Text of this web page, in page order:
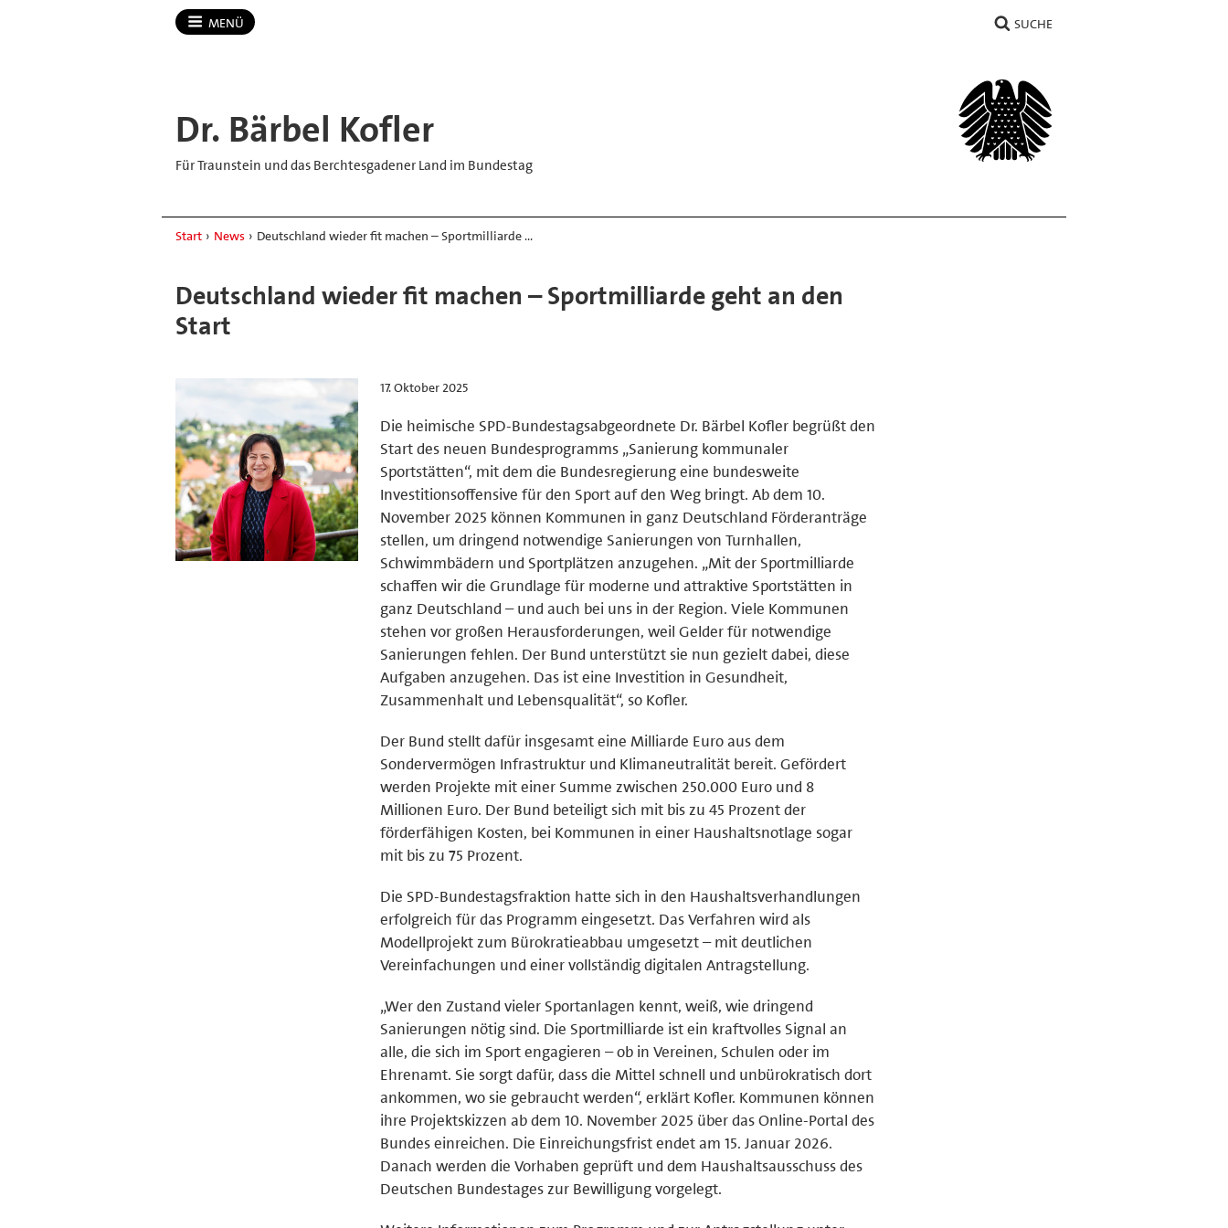
MENÜ SUCHE
Dr.​ Bärbel Kofler
Für Traunstein und das Berchtesgadener Land im Bundestag
Start › News › Deutschland wieder fit machen – Sportmilliarde …
Deutschland wieder fit machen – Sportmilliarde geht an den
Start
17. Oktober 2025
Die heimische SPD-Bundestagsabgeordnete Dr. Bärbel Kofler begrüßt den
Start des neuen Bundesprogramms „Sanierung kommunaler
Sportstätten“, mit dem die Bundesregierung eine bundesweite
Investitionsoffensive für den Sport auf den Weg bringt. Ab dem 10.
November 2025 können Kommunen in ganz Deutschland Förderanträge
stellen, um dringend notwendige Sanierungen von Turnhallen,
Schwimmbädern und Sportplätzen anzugehen. „Mit der Sportmilliarde
schaffen wir die Grundlage für moderne und attraktive Sportstätten in
ganz Deutschland – und auch bei uns in der Region. Viele Kommunen
stehen vor großen Herausforderungen, weil Gelder für notwendige
Sanierungen fehlen. Der Bund unterstützt sie nun gezielt dabei, diese
Aufgaben anzugehen. Das ist eine Investition in Gesundheit,
Zusammenhalt und Lebensqualität“, so Kofler.
Der Bund stellt dafür insgesamt eine Milliarde Euro aus dem
Sondervermögen Infrastruktur und Klimaneutralität bereit. Gefördert
werden Projekte mit einer Summe zwischen 250.000 Euro und 8
Millionen Euro. Der Bund beteiligt sich mit bis zu 45 Prozent der
förderfähigen Kosten, bei Kommunen in einer Haushaltsnotlage sogar
mit bis zu 75 Prozent.
Die SPD-Bundestagsfraktion hatte sich in den Haushaltsverhandlungen
erfolgreich für das Programm eingesetzt. Das Verfahren wird als
Modellprojekt zum Bürokratieabbau umgesetzt – mit deutlichen
Vereinfachungen und einer vollständig digitalen Antragstellung.
„Wer den Zustand vieler Sportanlagen kennt, weiß, wie dringend
Sanierungen nötig sind. Die Sportmilliarde ist ein kraftvolles Signal an
alle, die sich im Sport engagieren – ob in Vereinen, Schulen oder im
Ehrenamt. Sie sorgt dafür, dass die Mittel schnell und unbürokratisch dort
ankommen, wo sie gebraucht werden“, erklärt Kofler. Kommunen können
ihre Projektskizzen ab dem 10. November 2025 über das Online-Portal des
Bundes einreichen. Die Einreichungsfrist endet am 15. Januar 2026.
Danach werden die Vorhaben geprüft und dem Haushaltsausschuss des
Deutschen Bundestages zur Bewilligung vorgelegt.